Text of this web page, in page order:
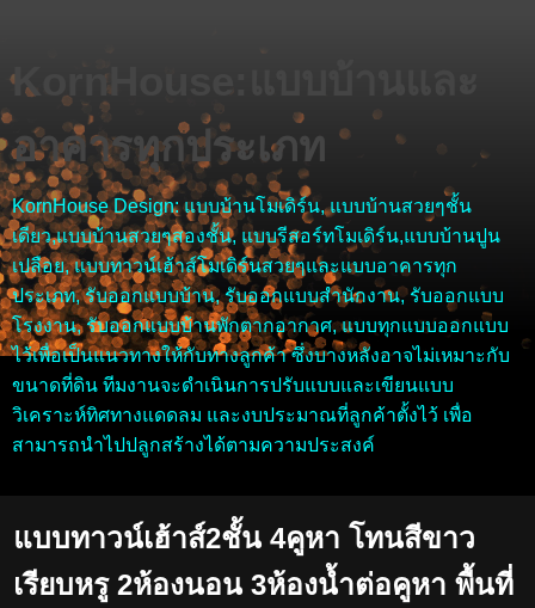
KornHouse:แบบบ้านและ
อาคารทุกประเภท
KornHouse Design: แบบบ้านโมเดิร์น, แบบบ้านสวยๆชั้น
เดียว,แบบบ้านสวยๆสองชั้น, แบบรีสอร์ทโมเดิร์น,แบบบ้านปูน
เปลือย, แบบทาวน์เฮ้าส์โมเดิร์นสวยๆและแบบอาคารทุก
ประเภท, รับออกแบบบ้าน, รับออกแบบสำนักงาน, รับออกแบบ
โรงงาน, รับออกแบบบ้านพักตากอากาศ, แบบทุกแบบออกแบบ
ไว้เพื่อเป็นแนวทางให้กับทางลูกค้า ซึ่งบางหลังอาจไม่เหมาะกับ
ขนาดที่ดิน ทีมงานจะดำเนินการปรับแบบและเขียนแบบ
วิเคราะห์ทิศทางแดดลม และงบประมาณที่ลูกค้าตั้งไว้ เพื่อ
สามารถนำไปปลูกสร้างได้ตามความประสงค์
แบบทาวน์เฮ้าส์2ชั้น 4คูหา โทนสีขาว
เรียบหรู 2ห้องนอน 3ห้องน้ำต่อคูหา พื้นที่